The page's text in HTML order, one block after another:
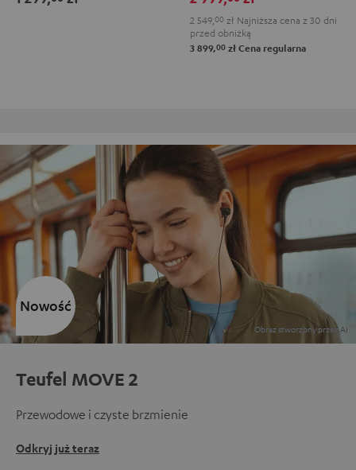
GreenRed
2 549, 00 zł Najniższa cena z 30 dni
przed obniżką
3 899,00 zł Cena regularna
Teufel MOVE 2
Przewodowe i czyste brzmienie
Odkryj już teraz
Nowość